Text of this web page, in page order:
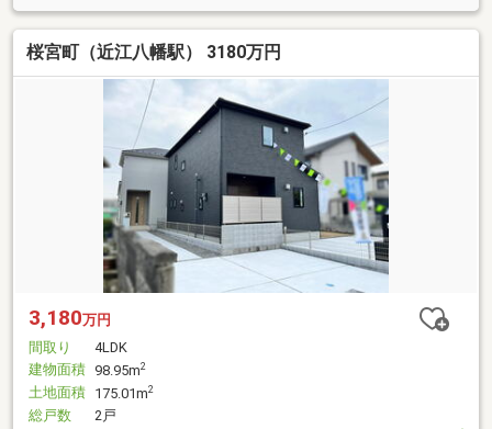
桜宮町（近江八幡駅） 3180万円
3,180万円
間取り
4LDK
建物面積 98.95m2
土地面積 175.01m2
総戸数
2戸